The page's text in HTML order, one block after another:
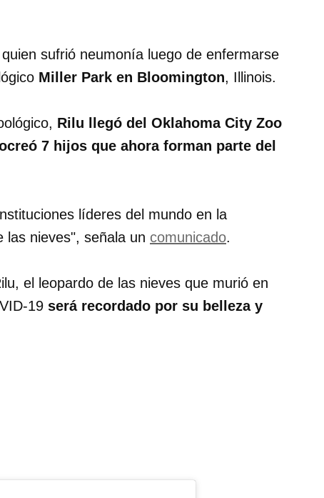
sufrió neumonía luego de enfermarse
Miller Park en Bloomington, Illinois.
Rilu llegó del Oklahoma City Zoo
7 hijos que ahora forman parte del
líderes del mundo en la
las nieves", señala un comunicado.
el leopardo de las nieves que murió en
19 será recordado por su belleza y